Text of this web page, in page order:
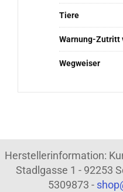
Tiere
Warnung-Zutritt
Wegweiser
Herstellerinformation:
Stadlgasse 1 - 92253
5309873 -